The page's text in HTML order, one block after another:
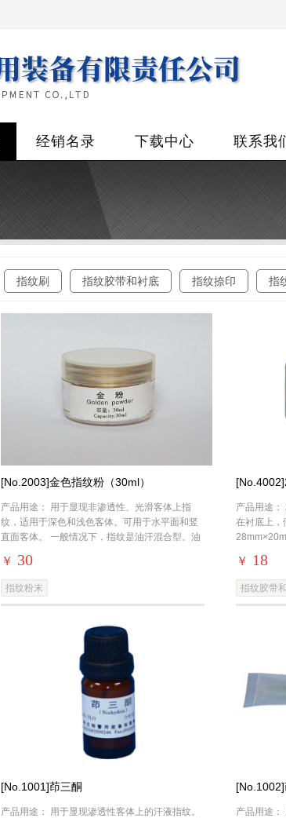
经销名录 下载中心 联系我
指纹刷 指纹胶带和衬底 指纹捺印 指
[No.2003]金色指纹粉（30ml）
产品用途： 用于显现非渗透性、光滑客体上指
纹，适用于深色和浅色客体。可用于水平面和竖
直面客体。 一般情况下，指纹是油汗混合型。油
￥ 30
指纹粉末
产品用途：
在衬底上，
￥ 18
指纹胶带
[No.1001]茚三酮
产品用途： 用于显现渗透性客体上的汗液指纹。
产品用途：